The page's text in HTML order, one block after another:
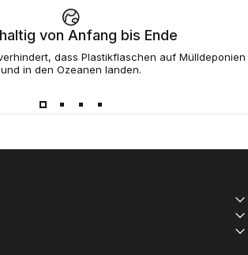
von Anfang bis Ende
dass Plastikflaschen auf Mülldeponien
und in den Ozeanen landen.